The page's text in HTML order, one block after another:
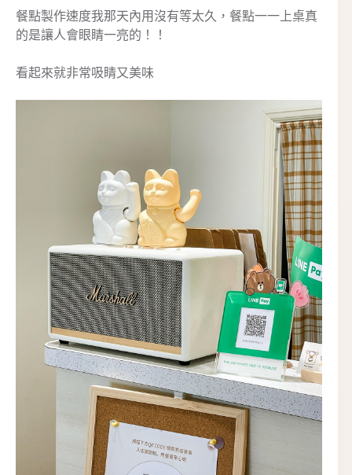
餐點製作速度我那天內用沒有等太久，餐點一一上桌真
的是讓人會眼睛一亮的！！
看起來就非常吸睛又美味